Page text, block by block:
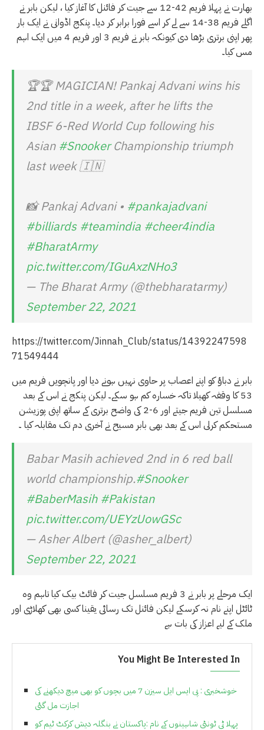
بھارت نے پہلا فریم 42-12 سے جیت کر فائنل کا آغاز کیا ، لیکن بابر نے
اگلے فریم 38-14 سے لے کر اسے فورا برابر کر دیا۔ پنکج اڈوانی نے ایک بار
پھر اپنی برتری بڑھا دی کیونکہ بابر نے فریم 3 اور فریم 4 میں ایک اہم
مس کیا۔
🏆🏆 MAGICIAN! Pankaj Advani wins his
2nd title in a week, after he lifts the
IBSF 6-Red World Cup following his
Asian #SnookerChampionship triumph
last week 🇮🇳
📸 Pankaj Advani • #pankajadvani
#billiards #teamindia #cheer4india
#BharatArmy
pic.twitter.com/IGuAxzNHo3
— The Bharat Army (@thebharatarmy)
September 22, 2021
https://twitter.com/Jinnah_Club/status/14392247598
71549444
بابر نے دباؤ کو اپنے اعصاب پر حاوی نہیں ہونے دیا اور پانچویں فریم میں
53 کا وقفہ کھیلا تاکہ خسارہ کم ہو سکے۔ لیکن پنکج نے اس کے بعد
مسلسل تین فریم جیتے اور 6-2 کی واضح برتری کے ساتھ اپنی پوزیشن
مستحکم کرلی اس کے بعد بھی بابر مسیح نے آخری دم تک مقابلہ کیا ۔
Babar Masih achieved 2nd in 6 red ball
world championship.#Snooker
#BaberMasih #Pakistan
pic.twitter.com/UEYzUowGSc
— Asher Albert (@asher_albert)
September 22, 2021
ایک مرحلے پر بابر نے 3 فریم مسلسل جیت کر فائٹ بیک کیا تاہم وہ
ٹائٹل اپنے نام نہ کرسکے لیکن فائنل تک رسائی یقینا کسی بھی کھلاڑی اور
ملک کے لیے اعزاز کی بات ہے
You Might Be Interested In
خوشخبری : پی ایس ایل سیزن 7 میں بچوں کو بھی میچ دیکھنے کی
اجازت مل گئی
پہلا ٹی ٹونٹی شاہینوں کے نام :پاکستان نے بنگلہ دیش کرکٹ ٹیم کو